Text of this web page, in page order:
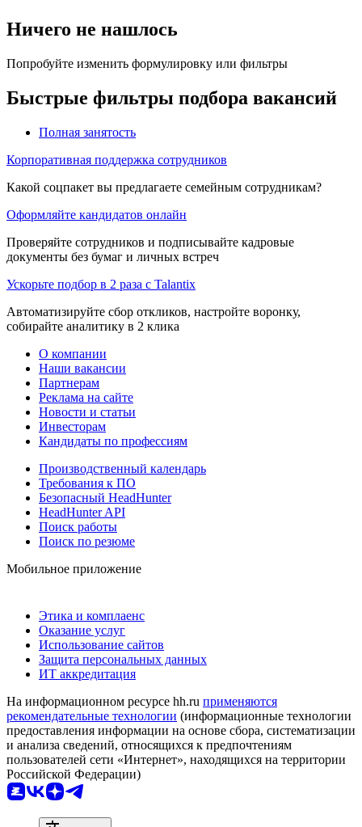
Ничего не нашлось
Попробуйте изменить формулировку или фильтры
Быстрые фильтры подбора вакансий
Полная занятость
Корпоративная поддержка сотрудников
Какой соцпакет вы предлагаете семейным сотрудникам?
Оформляйте кандидатов онлайн
Проверяйте сотрудников и подписывайте кадровые
документы без бумаг и личных встреч
Ускорьте подбор в 2 раза с Talantix
Автоматизируйте сбор откликов, настройте воронку,
собирайте аналитику в 2 клика
О компании
Наши вакансии
Партнерам
Реклама на сайте
Новости и статьи
Инвесторам
Кандидаты по профессиям
Производственный календарь
Требования к ПО
Безопасный HeadHunter
HeadHunter API
Поиск работы
Поиск по резюме
Мобильное приложение
Этика и комплаенс
Оказание услуг
Использование сайтов
Защита персональных данных
ИТ аккредитация
На информационном ресурсе hh.ru применяются
рекомендательные технологии (информационные технологии
предоставления информации на основе сбора, систематизации
и анализа сведений, относящихся к предпочтениям
пользователей сети «Интернет», находящихся на территории
Российской Федерации)